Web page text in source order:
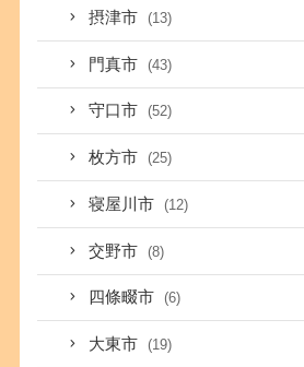
摂津市 (13)
門真市 (43)
守口市 (52)
枚方市 (25)
寝屋川市 (12)
交野市 (8)
四條畷市 (6)
大東市 (19)